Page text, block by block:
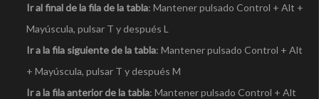
Ir al final de la fila de la tabla: Mantener pulsado Control + Alt +
Mayúscula, pulsar T y después L
Ir a la fila siguiente de la tabla: Mantener pulsado Control + Alt
+ Mayúscula, pulsar T y después M
Ir a la fila anterior de la tabla: Mantener pulsado Control + Alt